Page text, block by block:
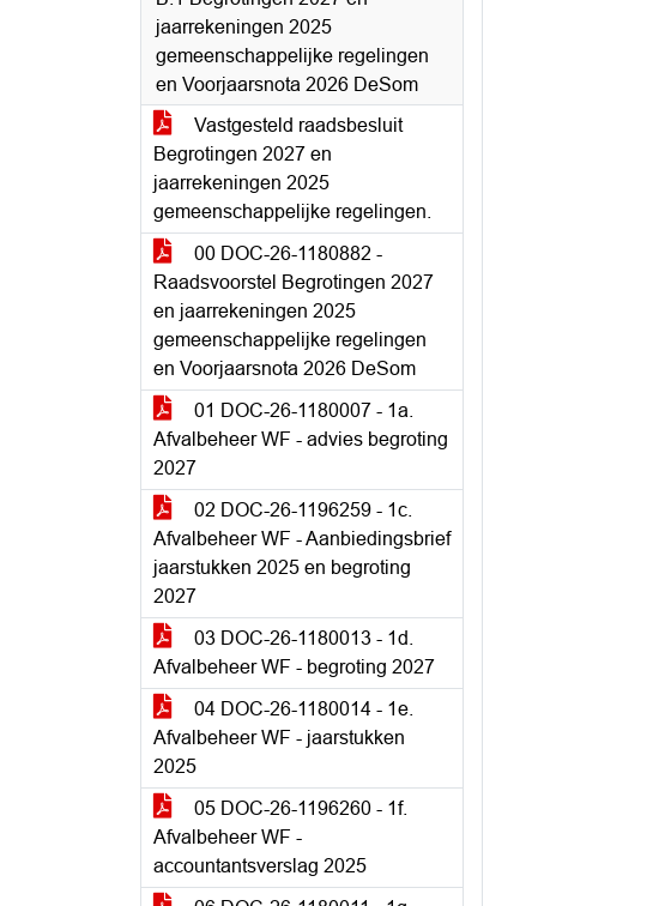
jaarrekeningen 2025
gemeenschappelijke regelingen
en Voorjaarsnota 2026 DeSom
Vastgesteld raadsbesluit
Begrotingen 2027 en
jaarrekeningen 2025
gemeenschappelijke regelingen.
00 DOC-26-1180882 -
Raadsvoorstel Begrotingen 2027
en jaarrekeningen 2025
gemeenschappelijke regelingen
en Voorjaarsnota 2026 DeSom
01 DOC-26-1180007 - 1a.
Afvalbeheer WF - advies begroting
2027
02 DOC-26-1196259 - 1c.
Afvalbeheer WF - Aanbiedingsbrief
jaarstukken 2025 en begroting
2027
03 DOC-26-1180013 - 1d.
Afvalbeheer WF - begroting 2027
04 DOC-26-1180014 - 1e.
Afvalbeheer WF - jaarstukken
2025
05 DOC-26-1196260 - 1f.
Afvalbeheer WF -
accountantsverslag 2025